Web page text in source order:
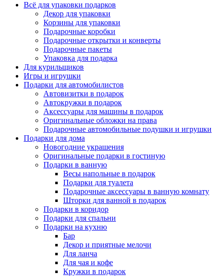
Всё для упаковки подарков
Декор для упаковки
Корзины для упаковки
Подарочные коробки
Подарочные открытки и конверты
Подарочные пакеты
Упаковка для подарка
Для курильщиков
Игры и игрушки
Подарки для автомобилистов
Автовизитки в подарок
Автокружки в подарок
Аксессуары для машины в подарок
Оригинальные обложки на права
Подарочные автомобильные подушки и игрушки
Подарки для дома
Новогодние украшения
Оригинальные подарки в гостиную
Подарки в ванную
Весы напольные в подарок
Подарки для туалета
Подарочные аксессуары в ванную комнату
Шторки для ванной в подарок
Подарки в коридор
Подарки для спальни
Подарки на кухню
Бар
Декор и приятные мелочи
Для ланча
Для чая и кофе
Кружки в подарок